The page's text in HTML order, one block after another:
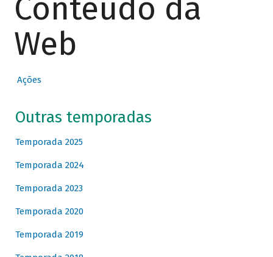
Conteúdo da
Web
Ações
Outras temporadas
Temporada 2025
Temporada 2024
Temporada 2023
Temporada 2020
Temporada 2019